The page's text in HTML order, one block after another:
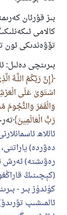
بىز قۇرئان
كالامى
تۆۋەندىكى ئون
بىرىنچى دەلىل:
إِنَّ رَبَّكُمُ اللَّـهُ
اسْتَوَىٰ عَلَى
وَالْقَمَرَ وَالنُّجُومَ
رَبُّ الْعَالَمِينَ
ئاللاھ
دەۋردە)
رەۋىشتە) ئەرش
(كېچىنىڭ
كۈندۈز بىر -
ئالمىشىپ